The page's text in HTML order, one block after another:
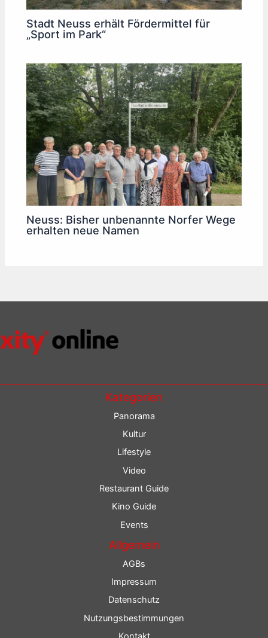
Stadt Neuss erhält Fördermittel für
„Sport im Park“
Neuss: Bisher unbenannte Norfer Wege
erhalten neue Namen
Kategorien
Panorama
Kultur
Lifestyle
Video
Restaurant Guide
Kino Guide
Events
Allgemein
AGBs
Impressum
Datenschutz
Nutzungsbestimmungen